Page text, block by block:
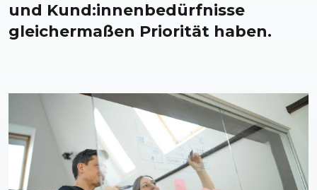
und Kund:innen­bedürfnisse
gleicher­maßen Priorität haben.